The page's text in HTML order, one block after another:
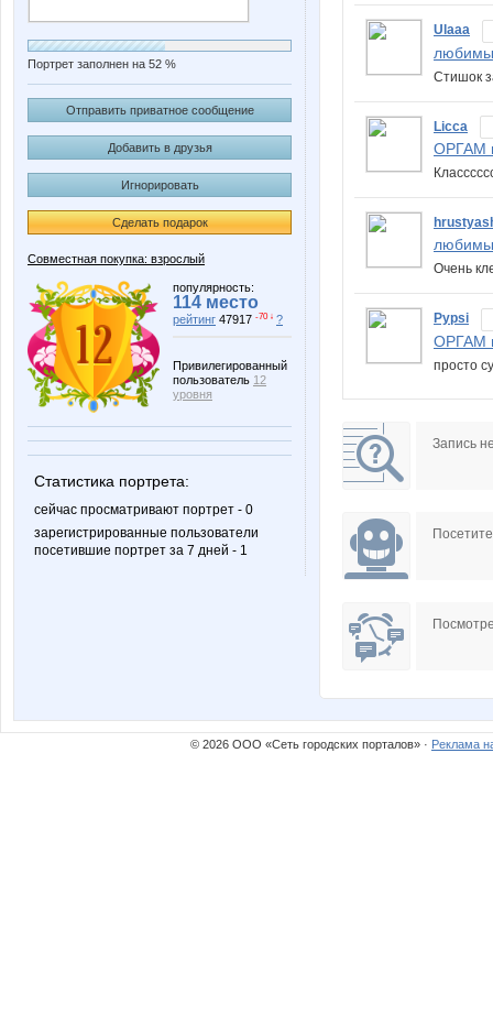
Портрет заполнен на 52 %
Отправить приватное сообщение
Добавить в друзья
Игнорировать
Сделать подарок
Совместная покупка: взрослый
популярность:
114 место
рейтинг 47917 -70 ↓ ?
Привилегированный
пользователь 12
уровня
Статистика портрета:
сейчас просматривают портрет - 0
зарегистрированные пользователи
посетившие портрет за 7 дней - 1
Ulaaa
Стишок
Licca
ОРГАМ
Очень
Pypsi
ОРГАМ
просто
Запись
© 2026 ООО «Сеть городских порталов» · Реклама